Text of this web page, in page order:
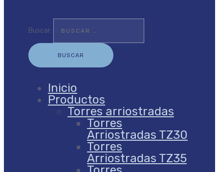
Buscar:
Inicio
Productos
Torres arriostradas
Torres
Arriostradas TZ30
Torres
Arriostradas TZ35